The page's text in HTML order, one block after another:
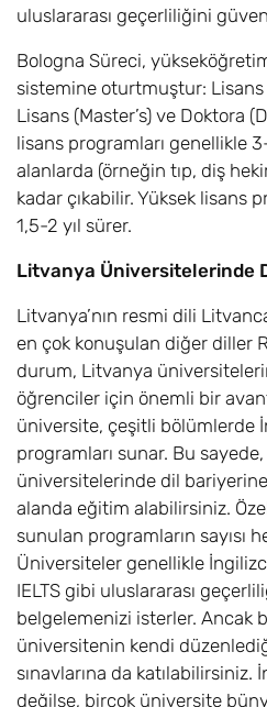
uluslararası geçerliliğini
Bologna Süreci,
sistemine oturtmuştur: Lisans
Lisans (Master’s) ve Doktora
lisans programları genellikle
alanlarda (örneğin tıp, diş
kadar çıkabilir. Yüksek lisans
1,5-2 yıl sürer.
Litvanya Üniversitelerinde
Litvanya’nın resmi dili
en çok konuşulan diğer diller
durum, Litvanya
öğrenciler için önemli bir
üniversite, çeşitli bölümlerde
programları sunar. Bu
üniversitelerinde dil
alanda eğitim alabilirsiniz.
sunulan programların sayısı
Üniversiteler genellikle
IELTS gibi uluslararası
belgelemenizi isterler. Ancak
üniversitenin kendi
sınavlarına da
değilse, birçok üniversite